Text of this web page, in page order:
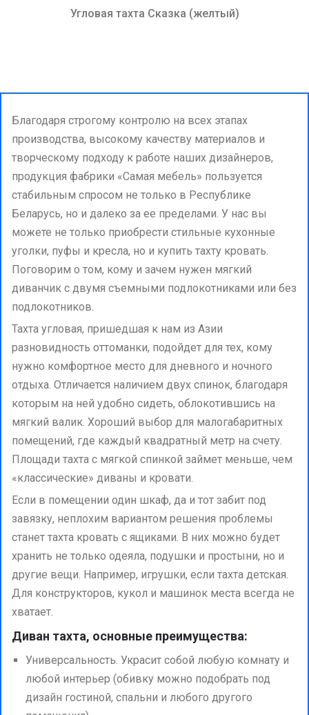
Угловая тахта Сказка (желтый)
Благодаря строгому контролю на всех этапах
производства, высокому качеству материалов и
творческому подходу к работе наших дизайнеров,
продукция фабрики «Самая мебель» пользуется
стабильным спросом не только в Республике
Беларусь, но и далеко за ее пределами. У нас вы
можете не только приобрести стильные кухонные
уголки, пуфы и кресла, но и купить тахту кровать.
Поговорим о том, кому и зачем нужен мягкий
диванчик с двумя съемными подлокотниками или без
подлокотников.
Тахта угловая, пришедшая к нам из Азии
разновидность оттоманки, подойдет для тех, кому
нужно комфортное место для дневного и ночного
отдыха. Отличается наличием двух спинок, благодаря
которым на ней удобно сидеть, облокотившись на
мягкий валик. Хороший выбор для малогабаритных
помещений, где каждый квадратный метр на счету.
Площади тахта с мягкой спинкой займет меньше, чем
«классические» диваны и кровати.
Если в помещении один шкаф, да и тот забит под
завязку, неплохим вариантом решения проблемы
станет тахта кровать с ящиками. В них можно будет
хранить не только одеяла, подушки и простыни, но и
другие вещи. Например, игрушки, если тахта детская.
Для конструкторов, кукол и машинок места всегда не
хватает.
Диван тахта, основные преимущества:
Универсальность. Украсит собой любую комнату и
любой интерьер (обивку можно подобрать под
дизайн гостиной, спальни и любого другого